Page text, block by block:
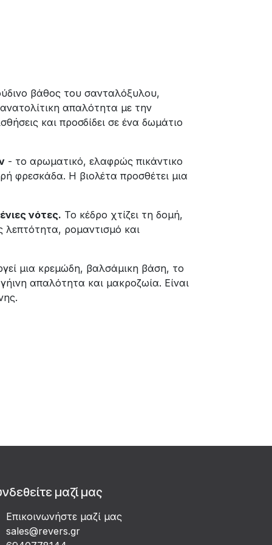
βάθος του σανταλόξυλου,
απαλότητα με την
και προσδίδει σε ένα δωμάτιο
- το αρωματικό, ελαφρώς πικάντικο
φρεσκάδα. Η βιολέτα προσθέτει μια
νότες. Το κέδρο χτίζει τη δομή,
ρομαντισμό και
μια κρεμώδη, βαλσάμικη βάση, το
απαλότητα και μακροζωία. Είναι
μαζί μας
Επικοινωνήστε μαζί μας
sales@revers.gr